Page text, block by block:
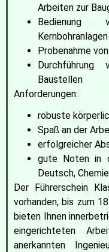
Arbeiten zur
Bedienung
Kernbohranlagen
Probenahme
Durchführung
Baustellen
Anforderungen:
robuste
Spaß an der
erfolgreicher
gute Noten in
Deutsch, Chemie
Der Führerschein
vorhanden, bis zum
bieten Ihnen
eingerichteten
anerkannten